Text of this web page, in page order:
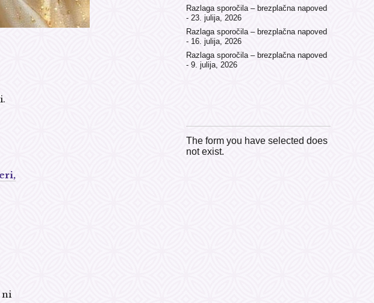
ni
Razlaga sporočila – brezplačna napoved
23. julija, 2026
Razlaga sporočila – brezplačna napoved
16. julija, 2026
Razlaga sporočila – brezplačna napoved
9. julija, 2026
The form you have selected does
not exist.